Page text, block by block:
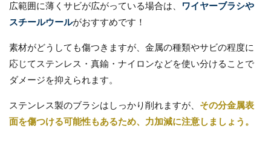
広範囲に薄くサビが広がっている場合は、
ワイヤーブラシや
スチールウールがおすすめです！
素材がどうしても傷つきますが、金属の種類やサビの程度に
応じてステンレス・真鍮・ナイロンなどを使い分けることで
ダメージを抑えられます。
ステンレス製のブラシはしっかり削れますが、 その分金属表
面を傷つける可能性もあるため、力加減に注意しましょう。